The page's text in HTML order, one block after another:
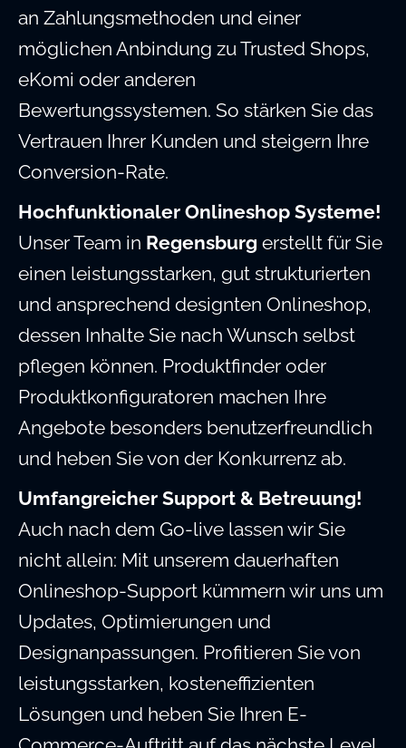
an Zahlungsmethoden und einer
möglichen Anbindung zu Trusted Shops,
eKomi oder anderen
Bewertungssystemen. So stärken Sie das
Vertrauen Ihrer Kunden und steigern Ihre
Conversion-Rate.
Hochfunktionaler Onlineshop Systeme!
Unser Team in Regensburg erstellt für Sie
einen leistungsstarken, gut strukturierten
und ansprechend designten Onlineshop,
dessen Inhalte Sie nach Wunsch selbst
pflegen können. Produktfinder oder
Produktkonfiguratoren machen Ihre
Angebote besonders benutzerfreundlich
und heben Sie von der Konkurrenz ab.
Umfangreicher Support & Betreuung!
Auch nach dem Go-live lassen wir Sie
nicht allein: Mit unserem dauerhaften
Onlineshop-Support kümmern wir uns um
Updates, Optimierungen und
Designanpassungen. Profitieren Sie von
leistungsstarken, kosteneffizienten
Lösungen und heben Sie Ihren E-